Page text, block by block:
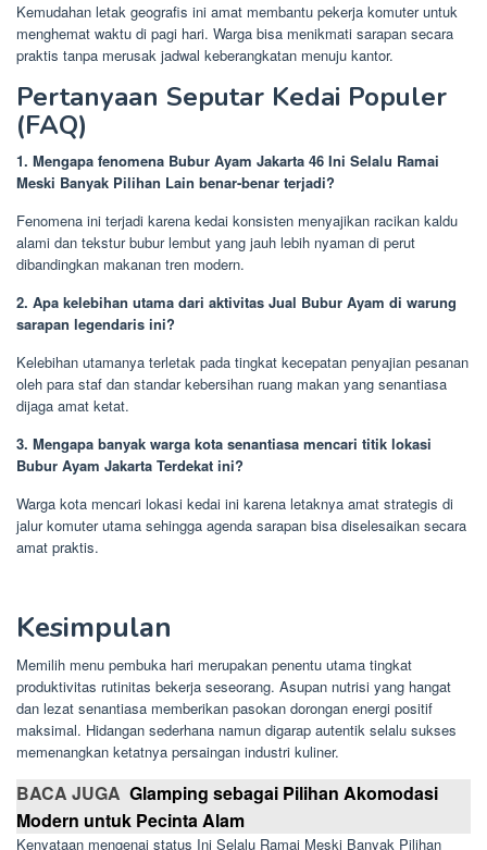
Kemudahan letak geografis ini amat membantu pekerja komuter untuk
menghemat waktu di pagi hari. Warga bisa menikmati sarapan secara
praktis tanpa merusak jadwal keberangkatan menuju kantor.
Pertanyaan Seputar Kedai Populer
(FAQ)
1. Mengapa fenomena Bubur Ayam Jakarta 46 Ini Selalu Ramai
Meski Banyak Pilihan Lain benar-benar terjadi?
Fenomena ini terjadi karena kedai konsisten menyajikan racikan kaldu
alami dan tekstur bubur lembut yang jauh lebih nyaman di perut
dibandingkan makanan tren modern.
2. Apa kelebihan utama dari aktivitas Jual Bubur Ayam di warung
sarapan legendaris ini?
Kelebihan utamanya terletak pada tingkat kecepatan penyajian pesanan
oleh para staf dan standar kebersihan ruang makan yang senantiasa
dijaga amat ketat.
3. Mengapa banyak warga kota senantiasa mencari titik lokasi
Bubur Ayam Jakarta Terdekat ini?
Warga kota mencari lokasi kedai ini karena letaknya amat strategis di
jalur komuter utama sehingga agenda sarapan bisa diselesaikan secara
amat praktis.
Kesimpulan
Memilih menu pembuka hari merupakan penentu utama tingkat
produktivitas rutinitas bekerja seseorang. Asupan nutrisi yang hangat
dan lezat senantiasa memberikan pasokan dorongan energi positif
maksimal. Hidangan sederhana namun digarap autentik selalu sukses
memenangkan ketatnya persaingan industri kuliner.
BACA JUGA Glamping sebagai Pilihan Akomodasi
Modern untuk Pecinta Alam
Kenyataan mengenai status Ini Selalu Ramai Meski Banyak Pilihan